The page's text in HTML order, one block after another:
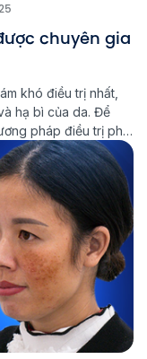
chuyên gia
khó điều trị nhất,
hạ bì của da. Để
pháp điều trị phù
Multi Light […]